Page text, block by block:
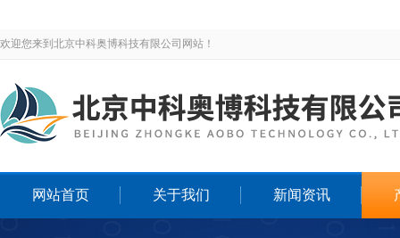
欢迎您来到北京中科奥博科技有限公司网站！
网站首页 关于我们 新闻资讯